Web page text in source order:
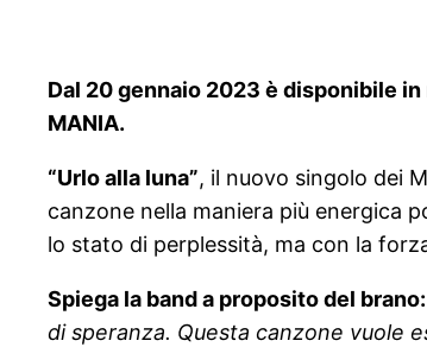
Dal 20 gennaio 2023 è disponibile
MANIA.
“Urlo alla luna”, il nuovo singolo dei
canzone nella maniera più energica
lo stato di perplessità, ma con la
Spiega la band a proposito del brano:
di speranza. Questa canzone vuole